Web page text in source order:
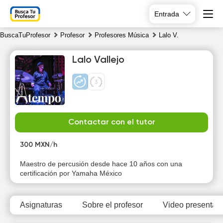
Entrada
BuscaTuProfesor Profesor Profesores Música Lalo V.
Lalo Vallejo
Contactar con el tutor
300 MXN/h
Maestro de percusión desde hace 10 años con una
certificación por Yamaha México
Asignaturas Sobre el profesor Video
10
Tu
11
We
12
13